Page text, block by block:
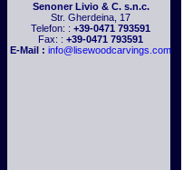
Senoner Livio & C. s.n.c.
Str. Gherdeina, 17
Telefon: : +39-0471 793591
Fax: : +39-0471 793591
E-Mail : info@lisewoodcarvings.com